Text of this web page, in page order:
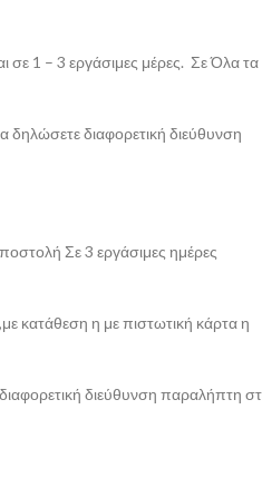
σε 1 – 3 εργάσιμες μέρες. Σε Όλα τα
δηλώσετε διαφορετική διεύθυνση
Σε 3 εργάσιμες ημέρες
κατάθεση η με πιστωτική κάρτα η
διεύθυνση παραλήπτη